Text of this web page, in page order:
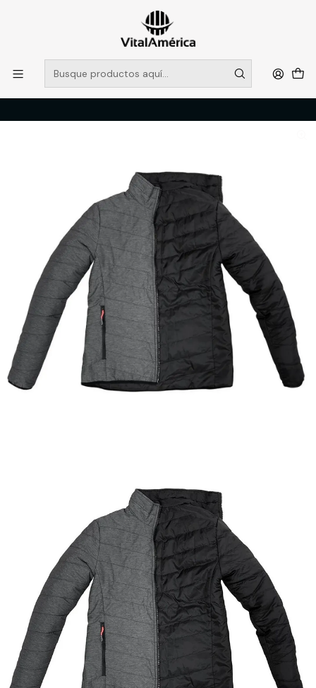
POR SISTEMA FRONTAL SOLO RETIROS EN TIENDA, DESDE
MUCHAS GRACIAS +569 5956 2237
Leer más
Inicio Catálogo VESTIMENTA TECNICA Y CORPORATIVA
PARKAS
NEW PARKA LE BLANC VARON LEGEND, NEGRO, L, LEGEND